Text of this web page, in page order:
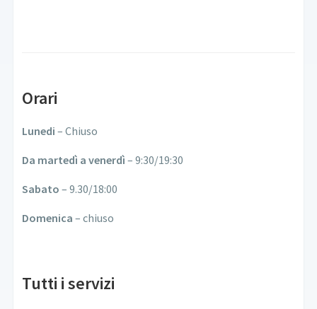
Orari
Lunedi – Chiuso
Da martedì a venerdì – 9:30/19:30
Sabato – 9.30/18:00
Domenica – chiuso
Tutti i servizi